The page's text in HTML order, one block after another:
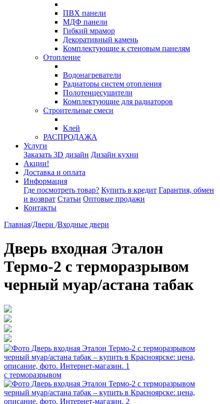
ПВХ панели
МДФ панели
Гибкий мрамор
Декоративный камень
Комплектующие к стеновым панелям
Отопление
Водонагреватели
Радиаторы систем отопления
Полотенцесушители
Комплектующие для радиаторов
Строительные смеси
Клей
РАСПРОДАЖА
Услуги
Заказать 3D дизайн Дизайн кухни
Акции!
Доставка и оплата
Информация
Где посмотреть товар? Купить в кредит Гарантия, обмен
и возврат Статьи Оптовые продажи
Контакты
Главная/Двери /Входные двери
Дверь входная Эталон
Термо-2 с терморазрывом
черный муар/астана табак
с терморазрывом